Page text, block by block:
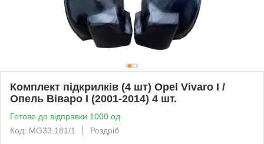
Комплект підкрилків (4 шт) Opel Vivaro I /
Опель Віваро I (2001-2014) 4 шт.
Готово до відправки 1000 од.
Код: MG33.181/1
Роздріб